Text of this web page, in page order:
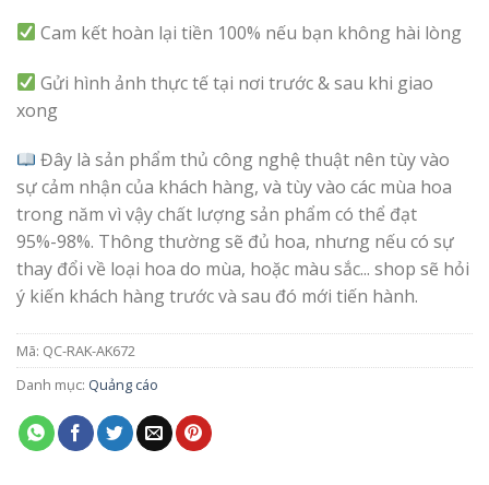
Cam kết hoàn lại tiền 100% nếu bạn không hài lòng
Gửi hình ảnh thực tế tại nơi trước & sau khi giao
xong
Đây là sản phẩm thủ công nghệ thuật nên tùy vào
sự cảm nhận của khách hàng, và tùy vào các mùa hoa
trong năm vì vậy chất lượng sản phẩm có thể đạt
95%-98%. Thông thường sẽ đủ hoa, nhưng nếu có sự
thay đổi về loại hoa do mùa, hoặc màu sắc... shop sẽ hỏi
ý kiến khách hàng trước và sau đó mới tiến hành.
Mã: QC-RAK-AK672
Danh mục: Quảng cáo